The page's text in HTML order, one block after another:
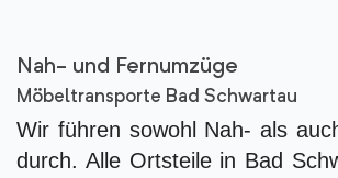
Nah- und Fernumzüge
Möbeltransporte Bad Schwartau
Wir führen sowohl Nah- als
durch. Alle Ortsteile in Bad